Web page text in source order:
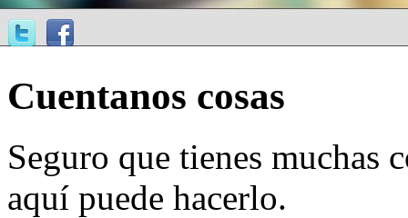
Cuentanos cosas
Seguro que tienes muchas
aquí puede hacerlo.